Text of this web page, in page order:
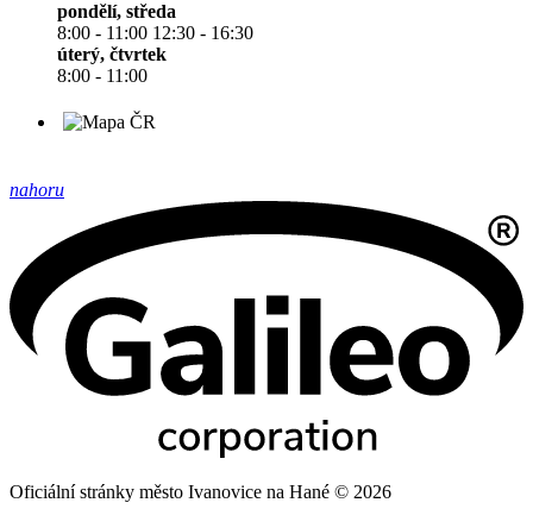
pondělí, středa
8:00 - 11:00 12:30 - 16:30
úterý, čtvrtek
8:00 - 11:00
nahoru
Oficiální stránky město Ivanovice na Hané © 2026